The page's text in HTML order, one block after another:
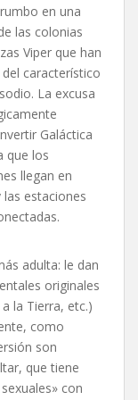
en una
las colonias
Viper que han
característico
La excusa
Galáctica
que los
llegan en
estaciones
adulta: le dan
originales
la Tierra, etc.)
como
son
que tiene
con